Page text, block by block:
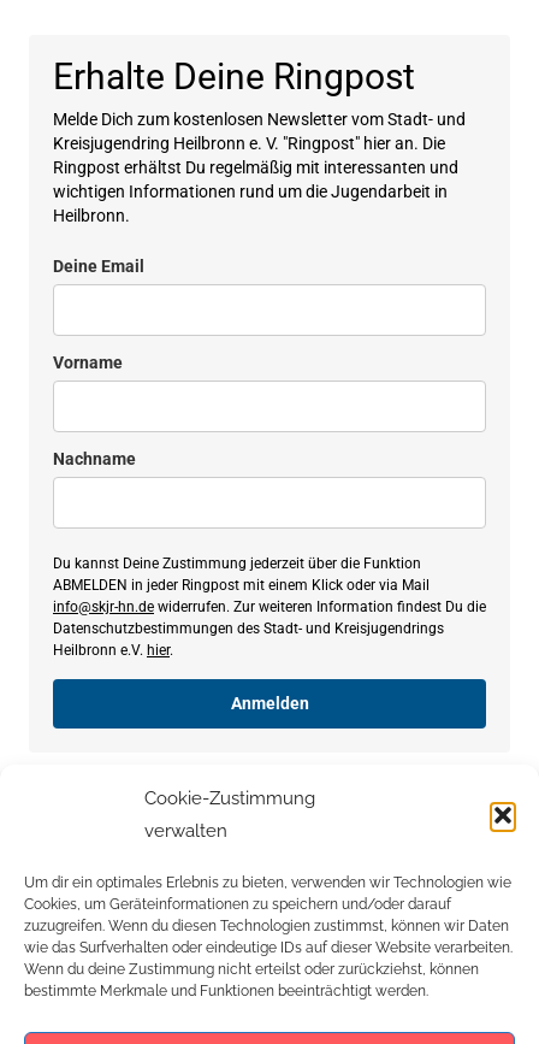
Cookie-Zustimmung
verwalten
Um dir ein optimales Erlebnis zu bieten, verwenden wir Technologien wie
Cookies, um Geräteinformationen zu speichern und/oder darauf
zuzugreifen. Wenn du diesen Technologien zustimmst, können wir Daten
wie das Surfverhalten oder eindeutige IDs auf dieser Website verarbeiten.
Wenn du deine Zustimmung nicht erteilst oder zurückziehst, können
bestimmte Merkmale und Funktionen beeinträchtigt werden.
Erhalte Deine Ringpost
Melde Dich zum kostenlosen Newsletter vom Stadt- und
Kreisjugendring Heilbronn e. V. "Ringpost" hier an. Die
Ringpost erhältst Du regelmäßig mit interessanten und
wichtigen Informationen rund um die Jugendarbeit in
Heilbronn.
Deine Email
Vorname
Nachname
Du kannst Deine Zustimmung jederzeit über die Funktion
ABMELDEN in jeder Ringpost mit einem Klick oder via Mail
info@skjr-hn.de widerrufen. Zur weiteren Information findest Du die
Datenschutzbestimmungen des Stadt- und Kreisjugendrings
Heilbronn e.V. hier.
Anmelden
Search: